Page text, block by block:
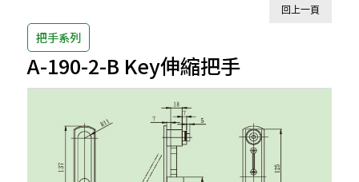
回上一頁
把手系列
A-190-2-B Key伸縮把手